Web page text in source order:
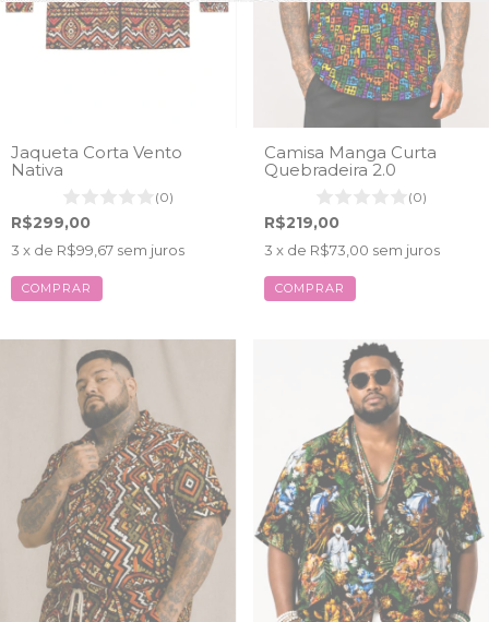
Jaqueta Corta Vento
Nativa
(0)
R$299,00
3 x de R$99,67 sem juros
COMPRAR
Camisa Manga Curta
Quebradeira 2.0
(0)
R$219,00
3 x de R$73,00 sem juros
COMPRAR